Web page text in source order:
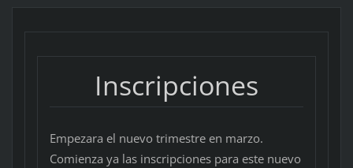
Inscripciones
Empezara el nuevo trimestre en marzo.
Comienza ya las inscripciones para este nuevo